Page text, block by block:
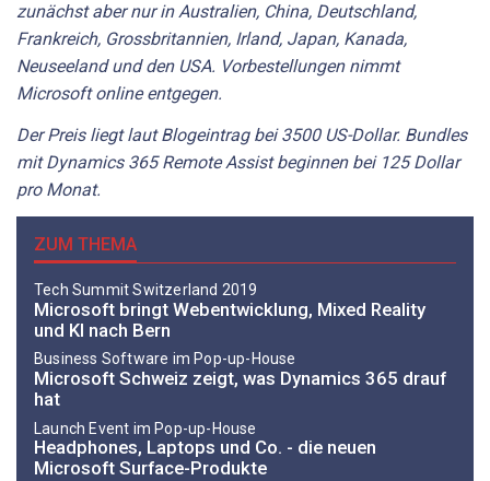
zunächst aber nur in Australien, China, Deutschland,
Frankreich, Grossbritannien, Irland, Japan, Kanada,
Neuseeland und den USA. Vorbestellungen nimmt
Microsoft online entgegen.
Der Preis liegt laut Blogeintrag bei 3500 US-Dollar. Bundles
mit Dynamics 365 Remote Assist beginnen bei 125 Dollar
pro Monat.
ZUM THEMA
Tech Summit Switzerland 2019
Microsoft bringt Webentwicklung, Mixed Reality
und KI nach Bern
Business Software im Pop-up-House
Microsoft Schweiz zeigt, was Dynamics 365 drauf
hat
Launch Event im Pop-up-House
Headphones, Laptops und Co. - die neuen
Microsoft Surface-Produkte